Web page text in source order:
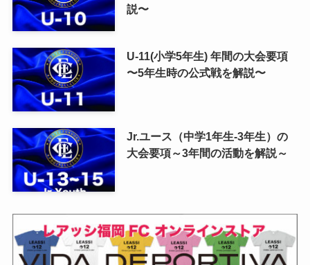
説〜
U-11(小学5年生) 年間の大会要項
〜5年生時の公式戦を解説〜
Jr.ユース（中学1年生-3年生）の
大会要項～3年間の活動を解説～